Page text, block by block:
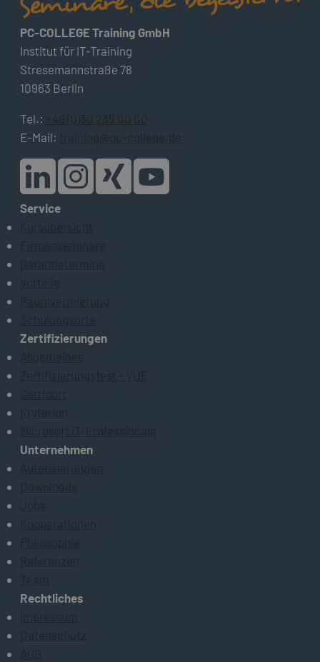
PC-COLLEGE Training GmbH
Institut für IT-Training
Stresemannstraße 78
10963 Berlin
Tel.: +49 (0)30 235 00 00
E-Mail: training@pc-college.de
Service
Kursübersicht
Firmenseminare
Garantietermine
Vorteile
Raumvermietung
Schulungsorte
Zertifizierungen
Allgemeines
Zertifizierungstest - VUE
Certiport
Kryterion
Microsoft IT-Professionals
Unternehmen
Autorisierungen
Downloads
Jobs
Kooperationen
Philosophie
Referenzen
Team
Rechtliches
Impressum
Datenschutz
AGB